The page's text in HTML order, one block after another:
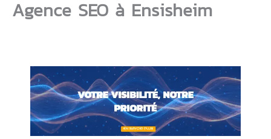
AllerAgence SEO à Ensisheim